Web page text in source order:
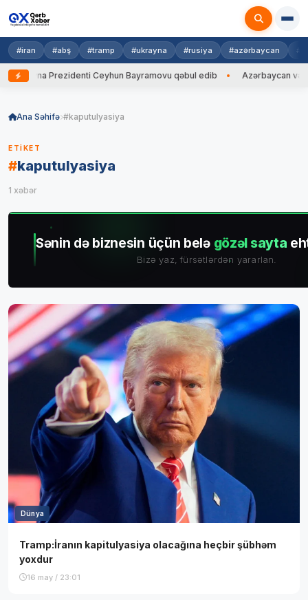
#iran #abş #tramp #ukrayna #rusiya #azərbaycan
Ukrayna Prezidenti Ceyhun Bayramovu qəbul edib Azərbaycan və
to Ana Səhifə #kaputulyasiya
ETIKET
#kaputulyasiya
1 xəbər
Sənin də biznesin üçün belə gözəl sayta
Bizə yaz, fürsətlərdən yararlan.
Dünya
Tramp:İranın kapitulyasiya olacağına heçbir şübhəm
yoxdur
16 may / 23:01